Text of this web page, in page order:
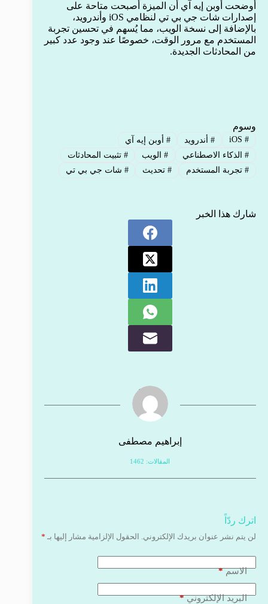
أوضحت أوبن إيه آي أن الميزة أصبحت متاحة على
إصدارات شات جي بي تي لنظامي iOS وأندرويد،
بالإضافة إلى نسخة الويب، مما يُسهم في تحسين تجربة
المستخدم مع مرور الوقت، خصوصًا عند وجود عدد كبير
من المحادثات الجديدة.
وسوم
#
iOS
#أندرويد # أوبن إيه آي
#الذكاء الاصطناعي #الويب # تثبيت المحادثات
#تجربة المستخدم #تحديث # شات جي بي تي
شارك هذا الخبر
إبراهيم مصطفى
المقالات: 1462
اترك ردّاً
لن يتم نشر عنوان بريدك الإلكتروني. الحقول الإلزامية مشار إليها بـ *
الاسم*
البريد الإلكتروني*